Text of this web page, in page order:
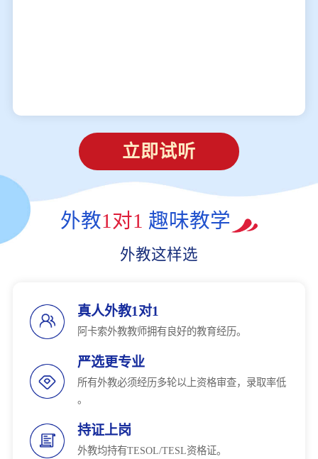
立即试听
外教1对1 趣味教学
外教这样选
真人外教1对1
阿卡索外教教师拥有良好的教育经历。
严选更专业
所有外教必须经历多轮以上资格审查，录取率低
。
持证上岗
外教均持有TESOL/TESL资格证。